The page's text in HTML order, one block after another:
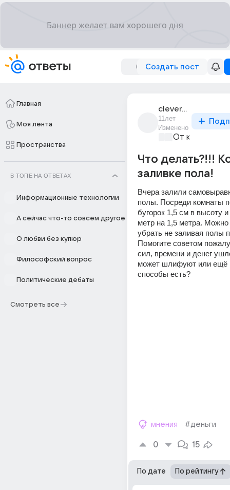
Создать пост
Главная
Моя лента
Пространства
В ТОПЕ НА ОТВЕТАХ
Информационные технологии
А сейчас что-то совсем другое
О любви без купюр
Философский вопрос
Политические дебаты
Смотреть все
clever_10
11лет
Изменено
От колыбели
Что делать?!!!
заливке пола!
Вчера залили
полы. Посреди комнаты
бугорок 1,5 см в высоту
метр на 1,5 метра. Можно
убрать не заливая полы
Помогите советом
сил, времени и денег
может шлифуют или ещё
способы есть?
мнения #деньги
0 15
По дате По рейтингу